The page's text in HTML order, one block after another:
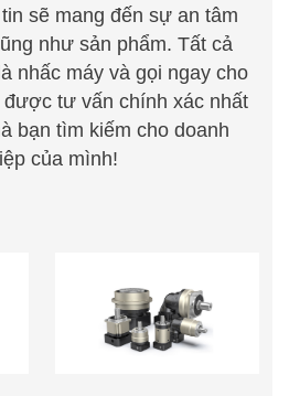
sẽ mang đến sự an tâm
như sản phẩm. Tất cả
nhấc máyvà gọi ngay cho
được tư vấn chính xác nhất
bạn tìm kiếm cho doanh
của mình!
HỘP GIẢM TỐC HÀNH
TINH